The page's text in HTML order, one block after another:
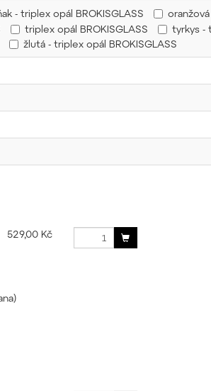
- triplex opál BROKISGLASS
triplex opál BROKISGLASS
tyrkys -
žlutá - triplex opál BROKISGLASS
529,00 Kč